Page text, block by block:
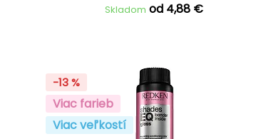
Skladom od 4,88 €
-13 %
Viac farieb
Viac veľkostí